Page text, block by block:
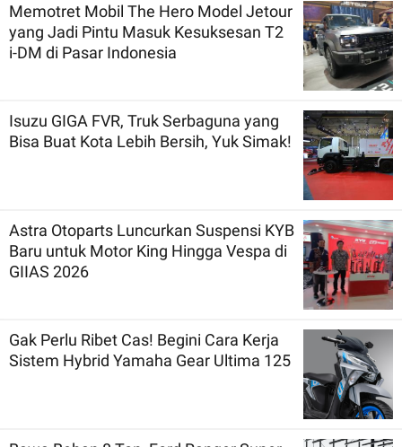
Memotret Mobil The Hero Model Jetour
yang Jadi Pintu Masuk Kesuksesan T2
i-DM di Pasar Indonesia
Isuzu GIGA FVR, Truk Serbaguna yang
Bisa Buat Kota Lebih Bersih, Yuk Simak!
Astra Otoparts Luncurkan Suspensi KYB
Baru untuk Motor King Hingga Vespa di
GIIAS 2026
Gak Perlu Ribet Cas! Begini Cara Kerja
Sistem Hybrid Yamaha Gear Ultima 125